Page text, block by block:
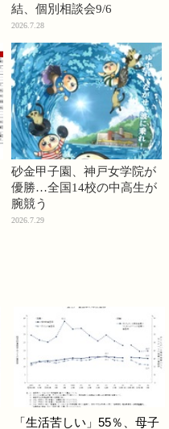
結、個別相談会9/6
2026.7.28
砂金甲子園、神戸女学院が
優勝…全国14校の中高生が
腕競う
2026.7.29
「生活苦しい」55％、母子